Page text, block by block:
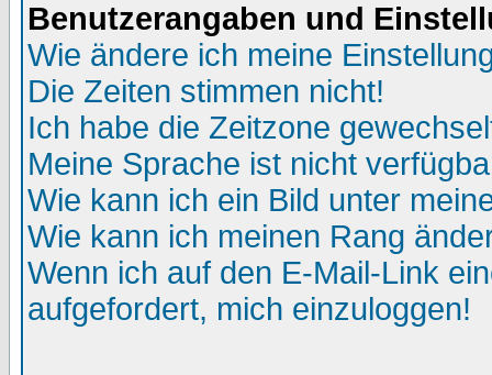
Benutzerangaben und
Wie ändere ich meine
Die Zeiten stimmen nicht!
Ich habe die Zeitzone
Meine Sprache ist nicht
Wie kann ich ein Bild unter
Wie kann ich meinen Rang
Wenn ich auf den E-Mail-Link
aufgefordert, mich einzuloggen!